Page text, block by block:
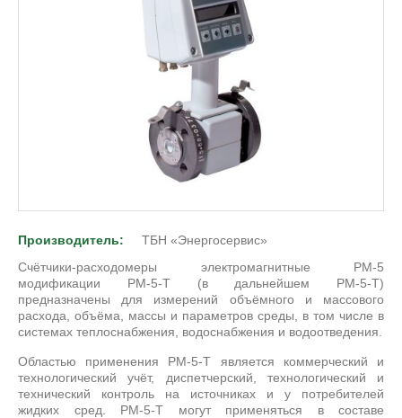
Производитель:
ТБН «Энергосервис»
Счётчики-расходомеры электромагнитные РМ-5
модификации РМ-5-Т (в дальнейшем РМ-5-Т)
предназначены для измерений объёмного и массового
расхода, объёма, массы и параметров среды, в том числе в
системах теплоснабжения, водоснабжения и водоотведения.
Областью применения РМ-5-Т является коммерческий и
технологический учёт, диспетчерский, технологический и
технический контроль на источниках и у потребителей
жидких сред. РМ-5-Т могут применяться в составе